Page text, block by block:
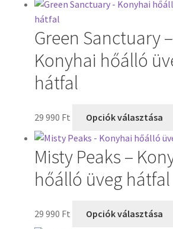
Green Sanctuary –
Konyhai hőálló
hátfal
29 990 Ft Opciók választása
Misty Peaks –
hőálló üveg hátfal
29 990 Ft Opciók választása